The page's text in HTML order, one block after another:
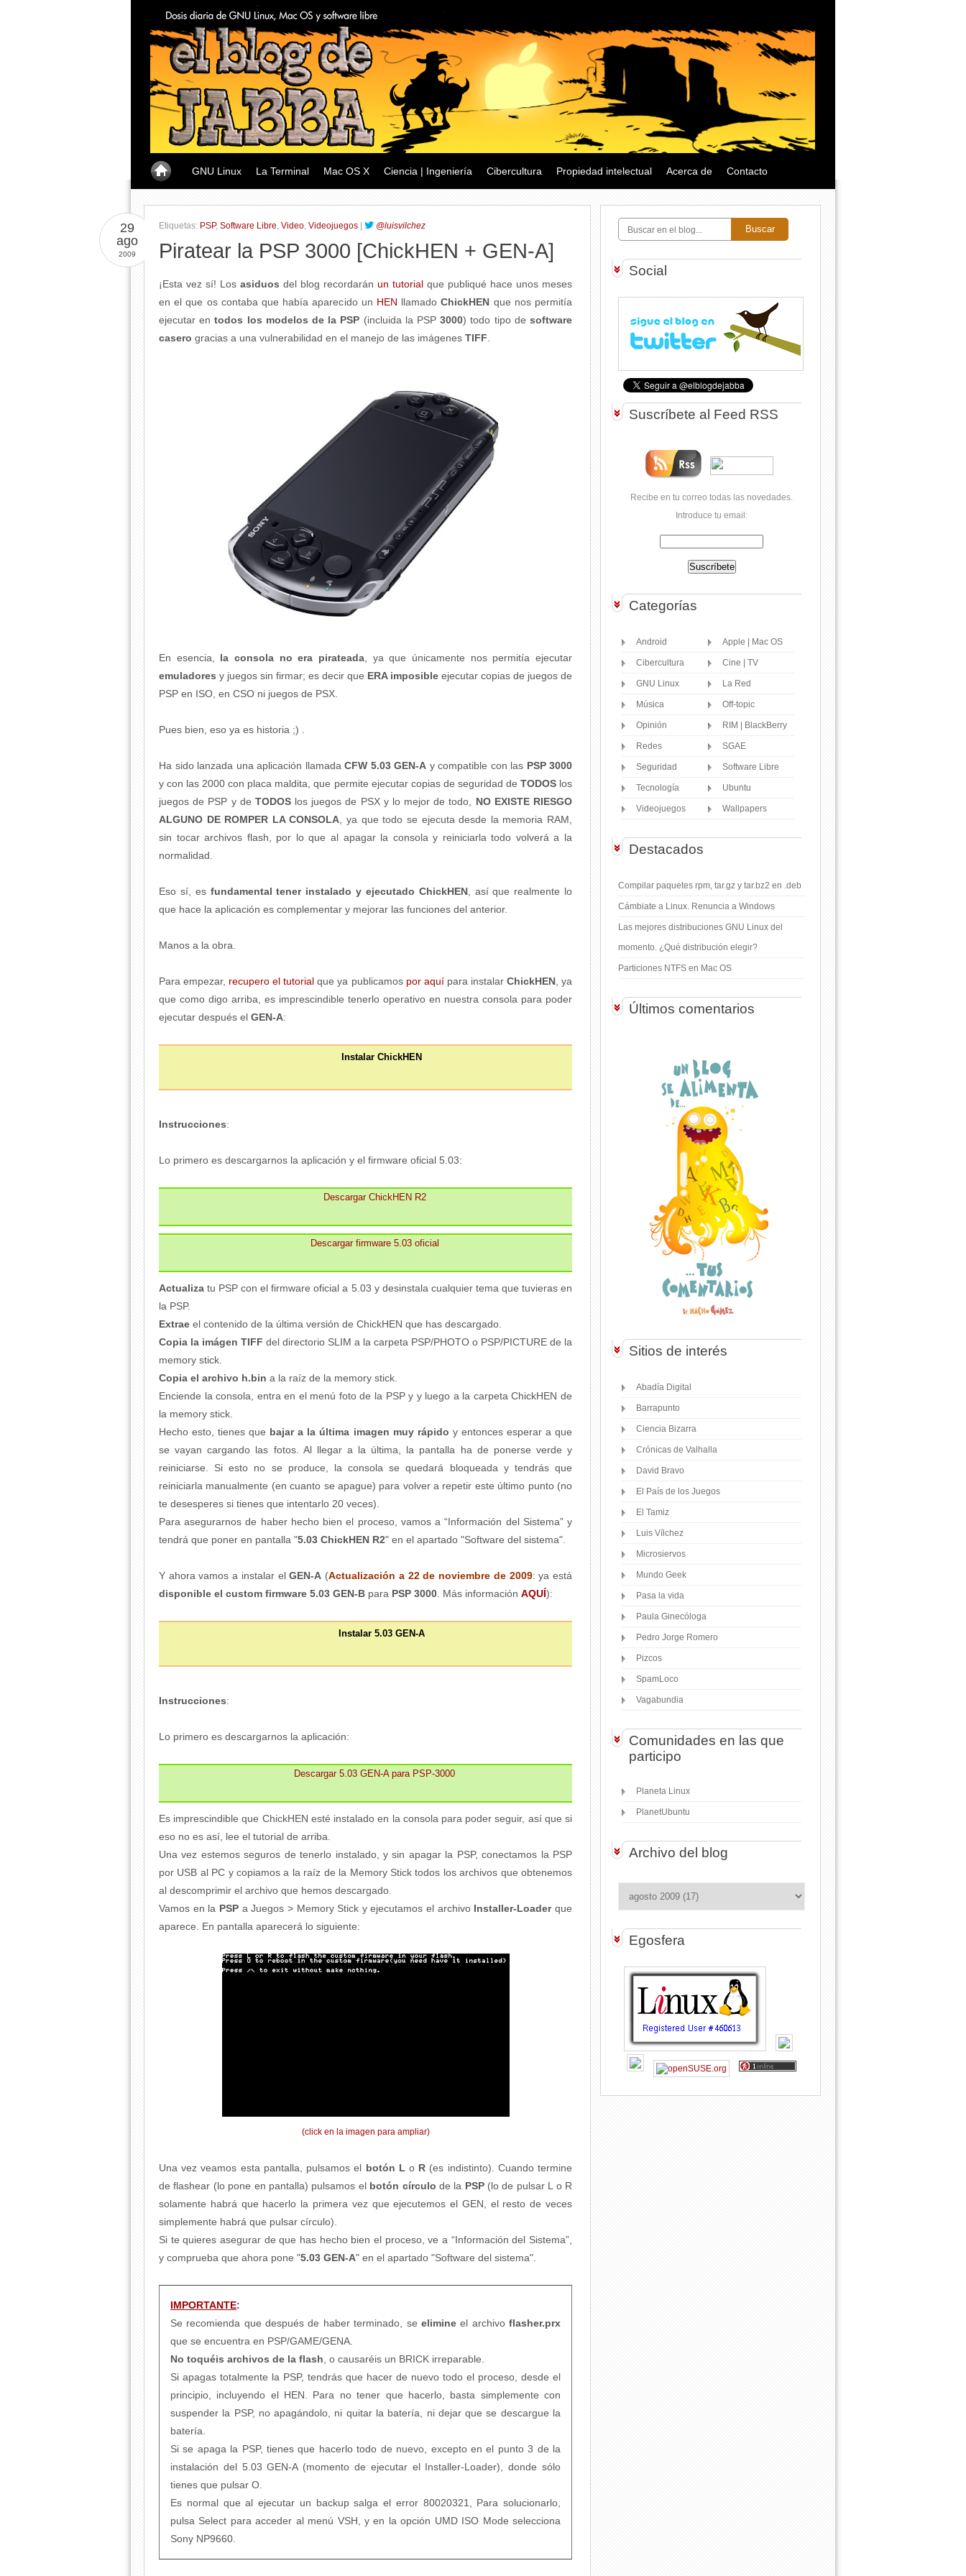
GNU Linux La Terminal Mac OS X Ciencia | Ingeniería Cibercultura Propiedad intelectual Acerca de Contacto
Etiquetas: PSP, Software Libre, Video, Videojuegos @luisvilchez
29
ago
2009 Piratear la PSP 3000 [ChickHEN + GEN-A]
¡Esta vez sí! Los asiduos del blog recordarán un tutorial que publiqué hace unos meses
en el que os contaba que había aparecido un HEN llamadoChickHEN que nos permitía
ejecutar entodos los modelos de la PSP (incluida la PSP3000) todo tipo desoftware
casero gracias a una vulnerabilidad en el manejo de las imágenes TIFF
En esencia, la consola no era pirateada , ya que únicamente nos permitía ejecutar
emuladores y juegos sin firmar; es decir que ERA imposible ejecutar copias de juegos de
PSP en ISO, en CSO ni juegos de PSX.
Pues bien, eso ya es historia ;) .
Ha sido lanzada una aplicación llamada CFW 5.03 GEN-A y compatible con las PSP 3000
y con las 2000 con placa maldita, que permite ejecutar copias de seguridad de TODOS los
juegos de PSP y de TODOS los juegos de PSX y lo mejor de todo, NO EXISTE RIESGO
ALGUNO DE ROMPER LA CONSOLA , ya que todo se ejecuta desde la memoria RAM,
sin tocar archivos flash, por lo que al apagar la consola y reiniciarla todo volverá a la
normalidad.
Eso sí, es fundamental tener instalado y ejecutado ChickHEN, así que realmente lo
que hace la aplicación es complementar y mejorar las funciones del anterior.
Manos a la obra.
Para empezar, recupero el tutorial que ya publicamos por aquípara instalar ChickHEN, ya
que como digo arriba, es imprescindible tenerlo operativo en nuestra consola para poder
ejecutar después el GEN-A:
Instalar ChickHEN
Instrucciones:
Lo primero es descargarnos la aplicación y el firmware oficial 5.03:
Descargar ChickHEN R2
Descargar firmware 5.03 oficial
Actualiza tu PSP con el firmware oficial a 5.03 y desinstala cualquier tema que tuvieras en
la PSP.
Extrae el contenido de la última versión de ChickHEN que has descargado.
Copia la imágen TIFF del directorio SLIM a la carpeta PSP/PHOTO o PSP/PICTURE de la
memory stick.
Copia el archivo h.bin a la raíz de la memory stick.
Enciende la consola, entra en el menú foto de la PSP y y luego a la carpeta ChickHEN de
la memory stick.
Hecho esto, tienes que bajar a la última imagen muy rápido y entonces esperar a que
se vayan cargando las fotos. Al llegar a la última, la pantalla ha de ponerse verde y
reiniciarse. Si esto no se produce, la consola se quedará bloqueada y tendrás que
reiniciarla manualmente (en cuanto se apague) para volver a repetir este último punto (no
te desesperes si tienes que intentarlo 20 veces).
Para asegurarnos de haber hecho bien el proceso, vamos a “Información del Sistema” y
tendrá que poner en pantalla "5.03 ChickHEN R2" en el apartado "Software del sistema".
Y ahora vamos a instalar elGEN-A (Actualización a 22 de noviembre de 2009: ya está
disponible el custom firmware 5.03 GEN-B para PSP 3000 . Más información AQUÍ):
Instalar 5.03 GEN-A
Instrucciones:
Lo primero es descargarnos la aplicación:
Descargar 5.03 GEN-A para PSP-3000
Es imprescindible que ChickHEN esté instalado en la consola para poder seguir, así que si
eso no es así, lee el tutorial de arriba.
Una vez estemos seguros de tenerlo instalado, y sin apagar la PSP, conectamos la PSP
por USB al PC y copiamos a la raíz de la Memory Stick todos los archivos que obtenemos
al descomprimir el archivo que hemos descargado.
Vamos en la PSP a Juegos > Memory Stick y ejecutamos el archivo Installer-Loaderque
aparece. En pantalla aparecerá lo siguiente:
(click en la imagen para ampliar)
Una vez veamos esta pantalla, pulsamos el botón L o R (es indistinto). Cuando termine
de flashear (lo pone en pantalla) pulsamos el botón círculo de la PSP (lo de pulsar L o R
solamente habrá que hacerlo la primera vez que ejecutemos el GEN, el resto de veces
simplemente habrá que pulsar círculo).
Si te quieres asegurar de que has hecho bien el proceso, ve a “Información del Sistema”,
y comprueba que ahora pone "5.03 GEN-A" en el apartado "Software del sistema".
IMPORTANTE:
Se recomienda que después de haber terminado, se elimineel archivoflasher.prx
que se encuentra en PSP/GAME/GENA.
No toquéis archivos de la flash , o causaréis un BRICK irreparable.
Si apagas totalmente la PSP, tendrás que hacer de nuevo todo el proceso, desde el
principio, incluyendo el HEN. Para no tener que hacerlo, basta simplemente con
suspender la PSP, no apagándolo, ni quitar la batería, ni dejar que se descargue la
batería.
Si se apaga la PSP, tienes que hacerlo todo de nuevo, excepto en el punto 3 de la
instalación del 5.03 GEN-A (momento de ejecutar el Installer-Loader), donde sólo
tienes que pulsar O.
Es normal que al ejecutar un backup salga el error 80020321, Para solucionarlo,
pulsa Select para acceder al menú VSH, y en la opción UMD ISO Mode selecciona
Sony NP9660.
Buscar
Social
Suscríbete al Feed RSS
Recibe en tu correo todas las novedades.
Introduce tu email:
Categorías
Android Apple | Mac OS
Cibercultura Cine | TV
GNU Linux La Red
Música Off-topic
Opinión RIM | BlackBerry
Redes SGAE
Seguridad Software Libre
Tecnología Ubuntu
Videojuegos Wallpapers
Destacados
Compilar paquetes rpm, tar.gz y tar.bz2 en .deb
Cámbiate a Linux. Renuncia a Windows
Las mejores distribuciones GNU Linux del
momento. ¿Qué distribución elegir?
Particiones NTFS en Mac OS
Últimos comentarios
Sitios de interés
Abadía Digital
Barrapunto
Ciencia Bizarra
Crónicas de Valhalla
David Bravo
El País de los Juegos
El Tamiz
Luis Vílchez
Microsiervos
Mundo Geek
Pasa la vida
Paula Ginecóloga
Pedro Jorge Romero
Pizcos
SpamLoco
Vagabundia
Comunidades en las que
participo
Planeta Linux
PlanetUbuntu
Archivo del blog
Egosfera